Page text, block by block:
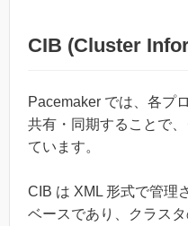
CIB (Cluster
Pacemaker では、各プ
共有・同期することで
ています。
CIB は XML 形式で管理
ベースであり、クラス